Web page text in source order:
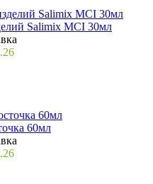
Salimix MCI 30мл
60мл